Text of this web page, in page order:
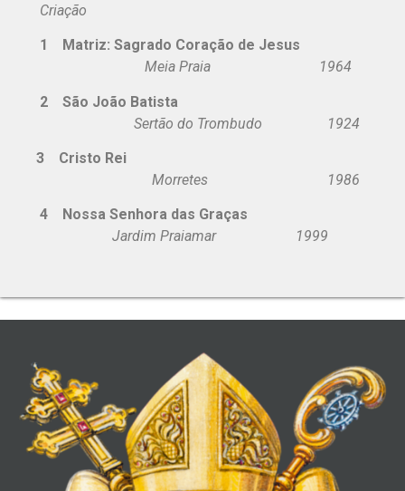
Criação
1 Matriz: Sagrado Coração de Jesus
Meia Praia 1964
2 São João Batista
Sertão do Trombudo 1924
3 Cristo Rei
Morretes 1986
4 Nossa Senhora das Graças
Jardim Praiamar 1999